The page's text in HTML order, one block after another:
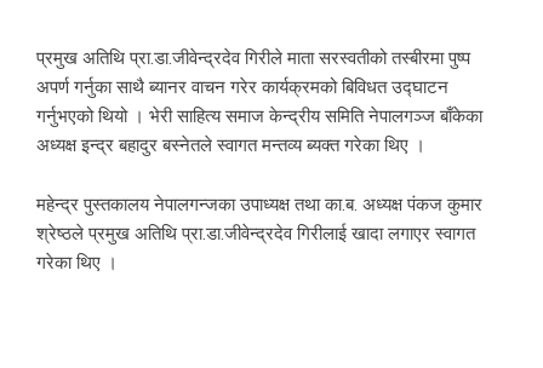
प्रमुख अतिथि प्रा.डा.जीवेन्द्रदेव गिरीले माता सरस्वतीको तस्बीरमा पुष्प
अपर्ण गर्नुका साथै ब्यानर वाचन गरेर कार्यक्रमको बिविधत उद्घाटन
गर्नुभएको थियो । भेरी साहित्य समाज केन्द्रीय समिति नेपालगञ्ज बाँकेका
अध्यक्ष इन्द्र बहादुर बस्नेतले स्वागत मन्तव्य ब्यक्त गरेका थिए ।
महेन्द्र पुस्तकालय नेपालगन्जका उपाध्यक्ष तथा का.ब. अध्यक्ष पंकज कुमार
श्रेष्ठले प्रमुख अतिथि प्रा.डा.जीवेन्द्रदेव गिरीलाई खादा लगाएर स्वागत
गरेका थिए ।